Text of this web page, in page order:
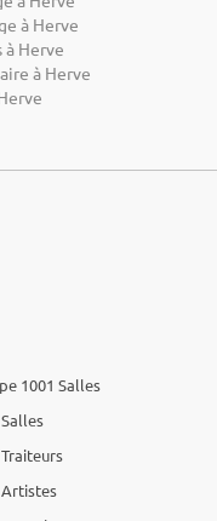
à Herve
Herve
à Herve
1001 Salles
Artistes